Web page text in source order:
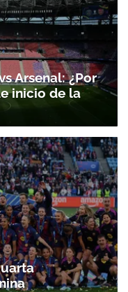
ACEPTAR
Arsenal: ¿Por
inicio de la